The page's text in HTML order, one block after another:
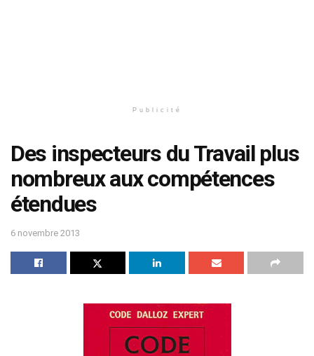
Publicité
Des inspecteurs du Travail plus
nombreux aux compétences
étendues
6 novembre 2013